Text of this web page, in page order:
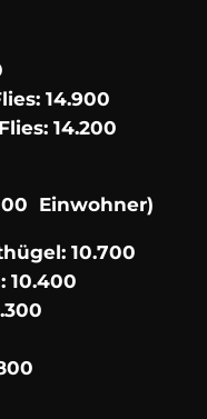
14.900
14.200
Einwohner)
10.700
10.400